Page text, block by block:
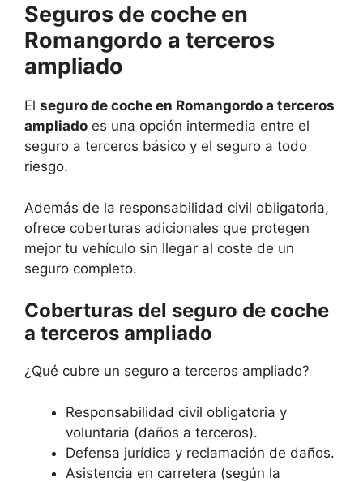
Seguros de coche en
Romangordo a terceros
ampliado
El seguro de coche en Romangordo a terceros
ampliado es una opción intermedia entre el
seguro a terceros básico y el seguro a todo
riesgo.
Además de la responsabilidad civil obligatoria,
ofrece coberturas adicionales que protegen
mejor tu vehículo sin llegar al coste de un
seguro completo.
Coberturas del seguro de coche
a terceros ampliado
¿Qué cubre un seguro a terceros ampliado?
Responsabilidad civil obligatoria y
voluntaria (daños a terceros).
Defensa jurídica y reclamación de daños.
Asistencia en carretera (según la